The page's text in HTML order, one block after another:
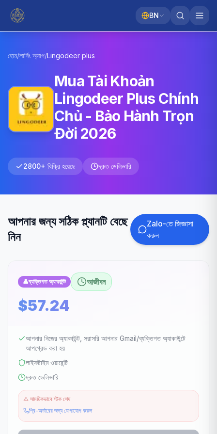
BN
হোম/লার্নিং অ্যাপ/Lingodeer plus
Mua Tài Khoản
Lingodeer Plus Chính
Chủ - Bảo Hành Trọn
Đời 2026
2800+ বিক্রি হয়েছে দ্রুত ডেলিভারি
আপনার জন্য সঠিক প্ল্যানটি বেছে
নিন
Zalo-তে জিজ্ঞাসা
করুন
👤ব্যক্তিগত অ্যাকাউন্ট আজীবন
$57.24
আপনার নিজের অ্যাকাউন্ট, সরাসরি আপনার Gmail/ব্যক্তিগত অ্যাকাউন্টে
আপগ্রেড করা হয়
লাইফটাইম ওয়ারেন্টি
দ্রুত ডেলিভারি
⚠️ সাময়িকভাবে স্টক শেষ
প্রি-অর্ডারের জন্য যোগাযোগ করুন